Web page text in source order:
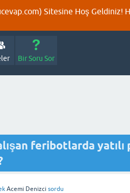
Sitesine Hoş Geldiniz!
Bir Soru Sor
feribotlarda yatılı
Acemi Denizci sordu